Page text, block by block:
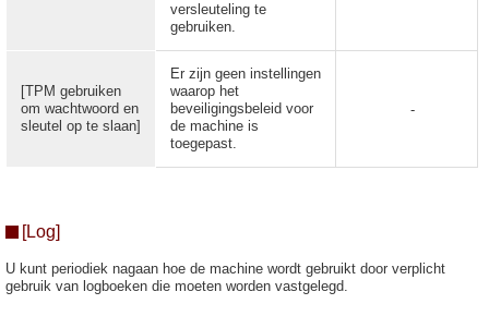
versleuteling te
gebruiken.
[TPM gebruiken
om wachtwoord en
sleutel op te slaan]
Er zijn geen instellingen
waarop het
beveiligingsbeleid voor
de machine is
toegepast.
-
[Log]
U kunt periodiek nagaan hoe de machine wordt gebruikt door verplicht
gebruik van logboeken die moeten worden vastgelegd.